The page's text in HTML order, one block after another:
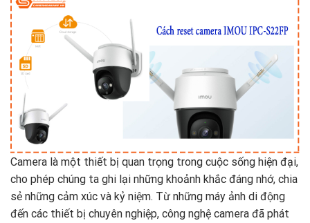
Camera là một thiết bị quan trọng trong cuộc sống hiện đại,
cho phép chúng ta ghi lại những khoảnh khắc đáng nhớ, chia
sẻ những cảm xúc và kỷ niệm. Từ những máy ảnh di động
đến các thiết bị chuyên nghiệp, công nghệ camera đã phát